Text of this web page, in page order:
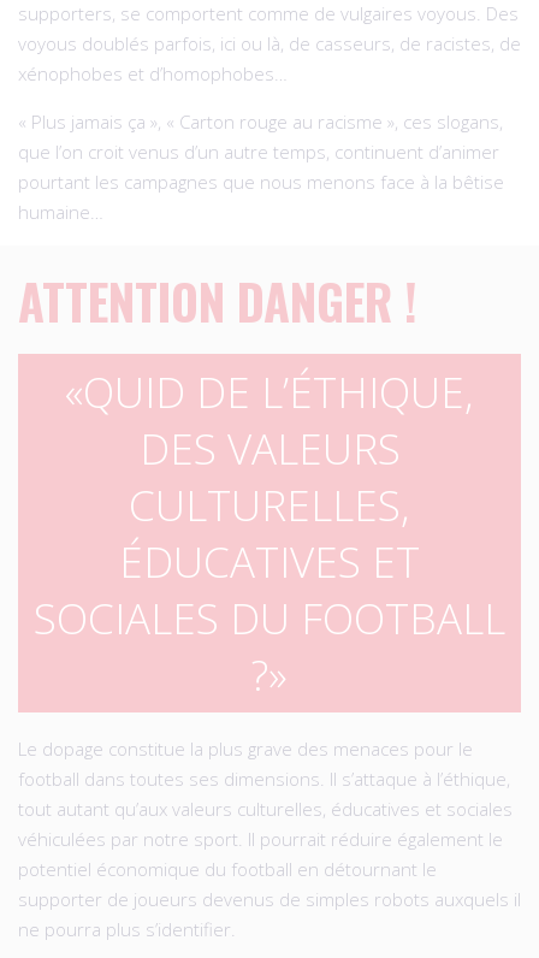
supporters, se comportent comme de vulgaires voyous. Des
voyous doublés parfois, ici ou là, de casseurs, de racistes, de
xénophobes et d’homophobes…
« Plus jamais ça », « Carton rouge au racisme », ces slogans,
que l’on croit venus d’un autre temps, continuent d’animer
pourtant les campagnes que nous menons face à la bêtise
humaine…
ATTENTION DANGER !
QUID DE L’ÉTHIQUE,
DES VALEURS
CULTURELLES,
ÉDUCATIVES ET
SOCIALES DU FOOTBALL
?
Le dopage constitue la plus grave des menaces pour le
football dans toutes ses dimensions. Il s’attaque à l’éthique,
tout autant qu’aux valeurs culturelles, éducatives et sociales
véhiculées par notre sport. Il pourrait réduire également le
potentiel économique du football en détournant le
supporter de joueurs devenus de simples robots auxquels il
ne pourra plus s’identifier.